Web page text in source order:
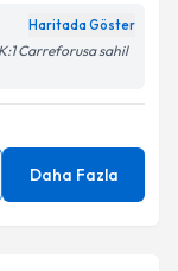
Haritada Göster
Carreforusa sahil
Daha Fazla